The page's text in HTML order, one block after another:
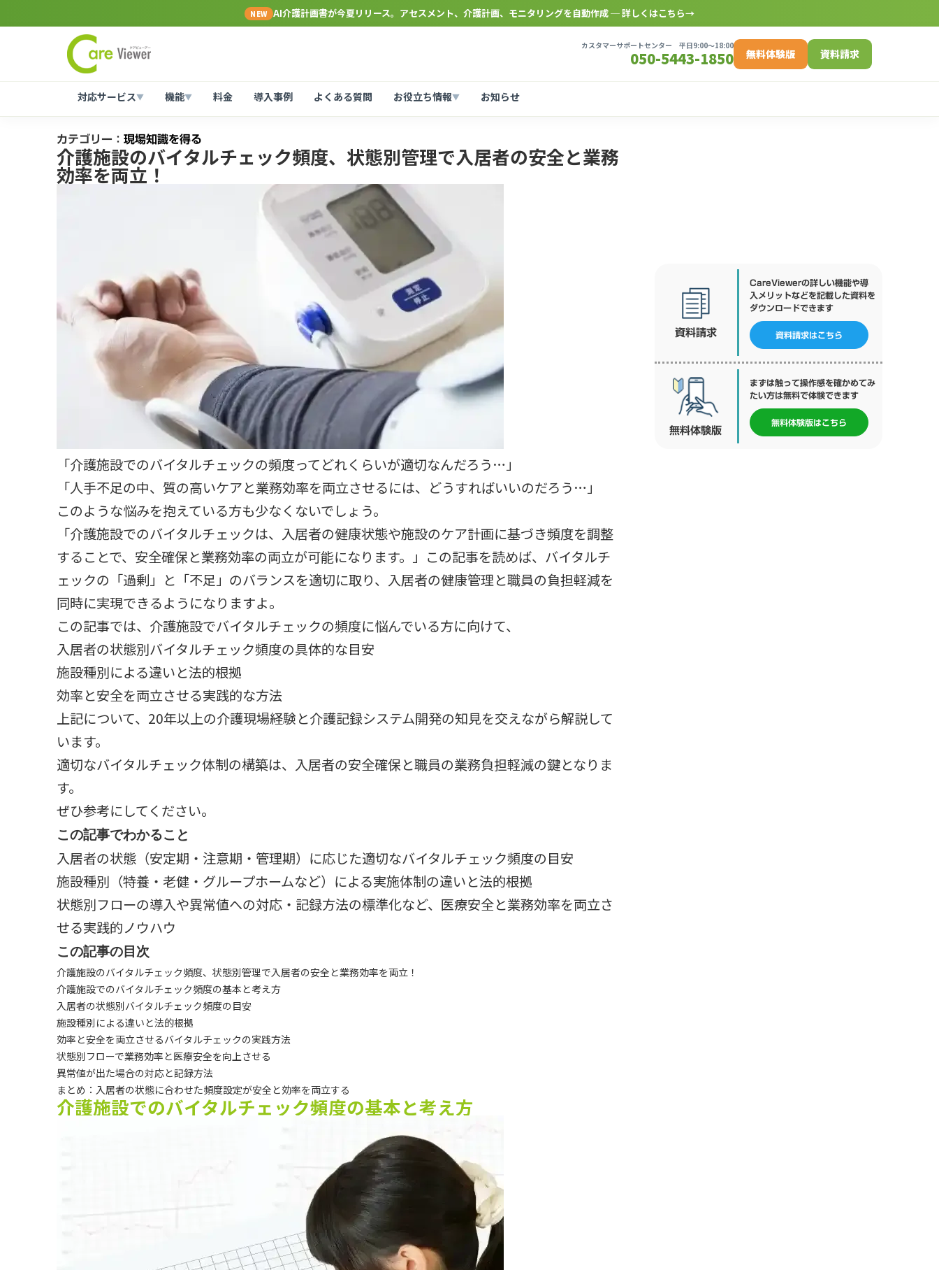
NEW AI介護計画書が今夏リリース。アセスメント、介護計画、モニタリングを自動作成 ─ 詳しくはこちら→
カスタマーサポートセンター 平日9:00〜18:00
050-5443-1850 無料体験版 資料請求
対応サービス▼ 機能▼ 料金 導入事例 よくある質問 お役立ち情報▼ お知らせ
カテゴリー：現場知識を得る
介護施設のバイタルチェック頻度、状態別管理で入居者の安全と業務
効率を両立！
「介護施設でのバイタルチェックの頻度ってどれくらいが適切なんだろう…」
「人手不足の中、質の高いケアと業務効率を両立させるには、どうすればいいのだろう…」
このような悩みを抱えている方も少なくないでしょう。
「介護施設でのバイタルチェックは、入居者の健康状態や施設のケア計画に基づき頻度を調整
することで、安全確保と業務効率の両立が可能になります。」この記事を読めば、バイタルチ
ェックの「過剰」と「不足」のバランスを適切に取り、入居者の健康管理と職員の負担軽減を
同時に実現できるようになりますよ。
この記事では、介護施設でバイタルチェックの頻度に悩んでいる方に向けて、
入居者の状態別バイタルチェック頻度の具体的な目安
施設種別による違いと法的根拠
効率と安全を両立させる実践的な方法
上記について、20年以上の介護現場経験と介護記録システム開発の知見を交えながら解説して
います。
適切なバイタルチェック体制の構築は、入居者の安全確保と職員の業務負担軽減の鍵となりま
す。
ぜひ参考にしてください。
この記事でわかること
入居者の状態（安定期・注意期・管理期）に応じた適切なバイタルチェック頻度の目安
施設種別（特養・老健・グループホームなど）による実施体制の違いと法的根拠
状態別フローの導入や異常値への対応・記録方法の標準化など、医療安全と業務効率を両立さ
せる実践的ノウハウ
この記事の目次
介護施設のバイタルチェック頻度、状態別管理で入居者の安全と業務効率を両立！
介護施設でのバイタルチェック頻度の基本と考え方
入居者の状態別バイタルチェック頻度の目安
施設種別による違いと法的根拠
効率と安全を両立させるバイタルチェックの実践方法
状態別フローで業務効率と医療安全を向上させる
異常値が出た場合の対応と記録方法
まとめ：入居者の状態に合わせた頻度設定が安全と効率を両立する
介護施設でのバイタルチェック頻度の基本と考え方
資料請求
CareViewerの詳しい機能や導
入メリットなどを記載した資料を
ダウンロードできます
資料請求はこちら
無料体験版
まずは触って操作感を確かめてみ
たい方は無料で体験できます
無料体験版はこちら